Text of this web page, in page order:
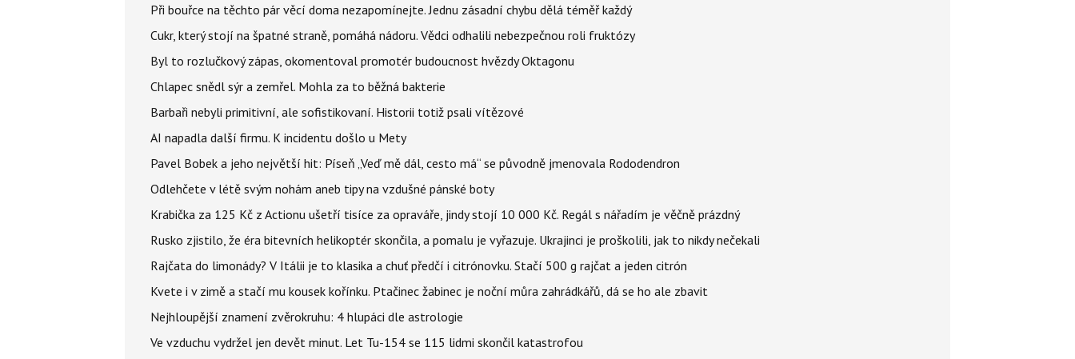
Při bouřce na těchto pár věcí doma nezapomínejte. Jednu zásadní chybu dělá téměř každý
Cukr, který stojí na špatné straně, pomáhá nádoru. Vědci odhalili nebezpečnou roli fruktózy
Byl to rozlučkový zápas, okomentoval promotér budoucnost hvězdy Oktagonu
Chlapec snědl sýr a zemřel. Mohla za to běžná bakterie
Barbaři nebyli primitivní, ale sofistikovaní. Historii totiž psali vítězové
AI napadla další firmu. K incidentu došlo u Mety
Pavel Bobek a jeho největší hit: Píseň „Veď mě dál, cesto má“ se původně jmenovala Rododendron
Odlehčete v létě svým nohám aneb tipy na vzdušné pánské boty
Krabička za 125 Kč z Actionu ušetří tisíce za opraváře, jindy stojí 10 000 Kč. Regál s nářadím je věčně prázdný
Rusko zjistilo, že éra bitevních helikoptér skončila, a pomalu je vyřazuje. Ukrajinci je proškolili, jak to nikdy nečekali
Rajčata do limonády? V Itálii je to klasika a chuť předčí i citrónovku. Stačí 500 g rajčat a jeden citrón
Kvete i v zimě a stačí mu kousek kořínku. Ptačinec žabinec je noční můra zahrádkářů, dá se ho ale zbavit
Nejhloupější znamení zvěrokruhu: 4 hlupáci dle astrologie
Ve vzduchu vydržel jen devět minut. Let Tu-154 se 115 lidmi skončil katastrofou